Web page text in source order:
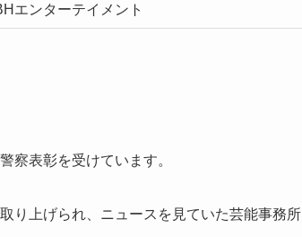
エンターテイメント
察表彰を受けています。
り上げられ、ニュースを見ていた芸能事務所